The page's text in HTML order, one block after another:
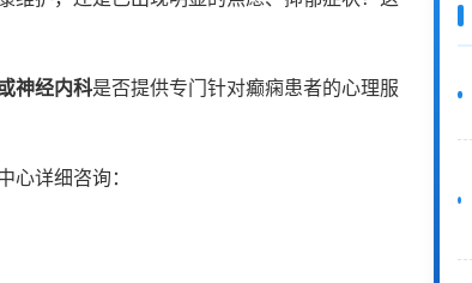
神经内科是否提供专门针对癫痫患者的心理服
心详细咨询：